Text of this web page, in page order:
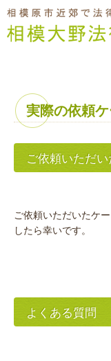
実際の依頼
ご依頼いただい
ご依頼いただいたケ
したら幸いです。
よくある質問